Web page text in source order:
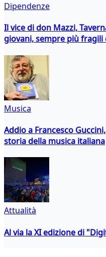
Dipendenze
Il vice di don Mazzi,
giovani, sempre più fragili
Musica
Addio a Francesco
storia della musica italiana
Attualità
Al via la XI edizione di